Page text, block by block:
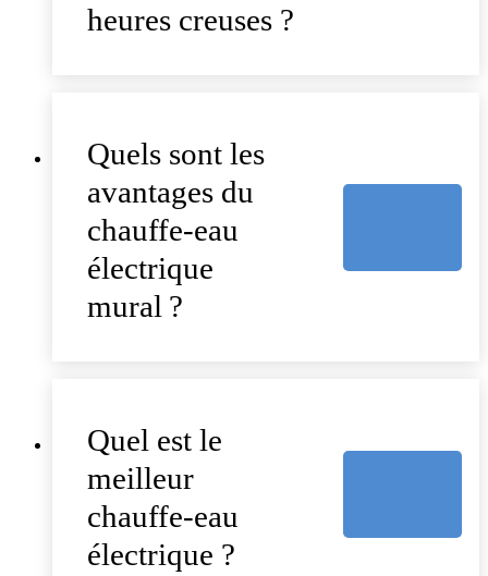
heures creuses ?
Quels sont les
avantages du
chauffe-eau
électrique
mural ?
Quel est le
meilleur
chauffe-eau
électrique ?